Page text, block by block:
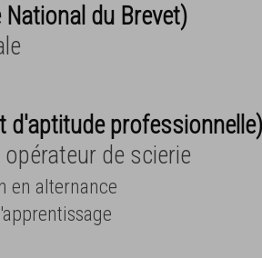
National du Brevet)
d'aptitude professionnelle)
de scierie
en alternance